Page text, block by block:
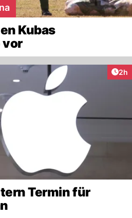
Kubas
vor
2h
Termin für